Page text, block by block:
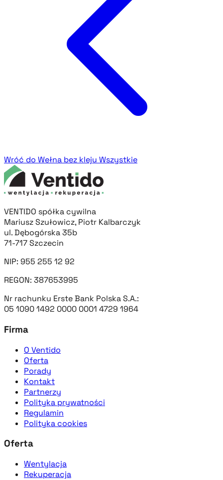
Wróć do Wełna bez kleju Wszystkie
VENTIDO spółka cywilna
Mariusz Szułowicz, Piotr Kalbarczyk
ul. Dębogórska 35b
71-717 Szczecin
NIP: 955 255 12 92
REGON: 387653995
Nr rachunku Erste Bank Polska S.A.:
05 1090 1492 0000 0001 4729 1964
Firma
O Ventido
Oferta
Porady
Kontakt
Partnerzy
Polityka prywatności
Regulamin
Polityka cookies
Oferta
Wentylacja
Rekuperacja